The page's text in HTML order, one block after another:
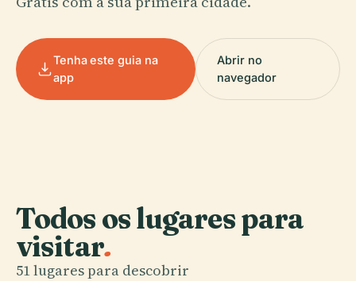
Tenha este guia na
app
Abrir no
navegador
Todos os lugares para
visitar.
51 lugares para descobrir